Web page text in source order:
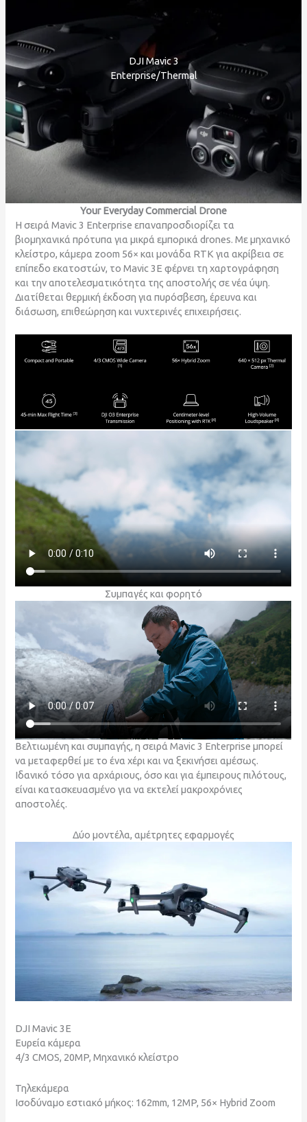
DJI Mavic 3
Enterprise/Thermal
Your Everyday Commercial Drone
Η σειρά Mavic 3 Enterprise επαναπροσδιορίζει τα
βιομηχανικά πρότυπα για μικρά εμπορικά drones. Με μηχανικό
κλείστρο, κάμερα zoom 56× και μονάδα RTK για ακρίβεια σε
επίπεδο εκατοστών, το Mavic 3E φέρνει τη χαρτογράφηση
και την αποτελεσματικότητα της αποστολής σε νέα ύψη.
Διατίθεται θερμική έκδοση για πυρόσβεση, έρευνα και
διάσωση, επιθεώρηση και νυχτερινές επιχειρήσεις.
Συμπαγές και φορητό
Βελτιωμένη και συμπαγής, η σειρά Mavic 3 Enterprise μπορεί
να μεταφερθεί με το ένα χέρι και να ξεκινήσει αμέσως.
Ιδανικό τόσο για αρχάριους, όσο και για έμπειρους πιλότους,
είναι κατασκευασμένο για να εκτελεί μακροχρόνιες
αποστολές.
Δύο μοντέλα, αμέτρητες εφαρμογές
DJI Mavic 3E
Ευρεία κάμερα
4/3 CMOS, 20MP, Μηχανικό κλείστρο
Τηλεκάμερα
Ισοδύναμο εστιακό μήκος: 162mm, 12MP, 56× Hybrid Zoom